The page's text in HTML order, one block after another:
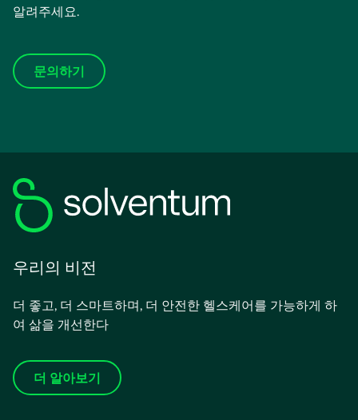
알려주세요.
문의하기
우리의 비전
더 좋고, 더 스마트하며, 더 안전한 헬스케어를 가능하게 하
여 삶을 개선한다
더 알아보기